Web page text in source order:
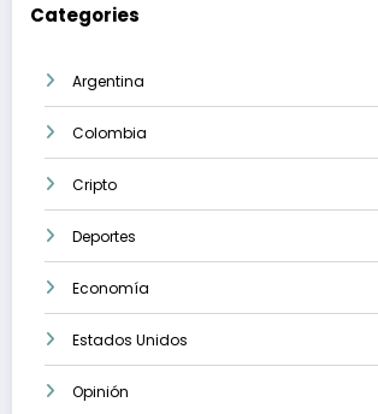
Categories
Argentina
Colombia
Cripto
Deportes
Economía
Estados Unidos
Opinión